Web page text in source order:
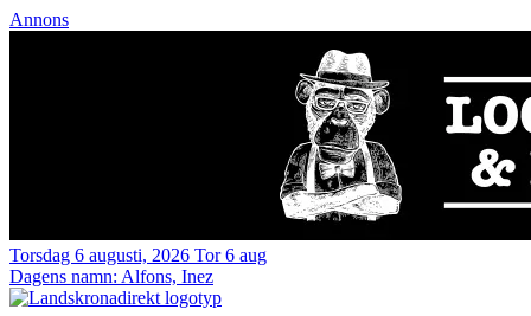
Annons
Torsdag 6 augusti, 2026 Tor 6 aug
Dagens namn: Alfons, Inez